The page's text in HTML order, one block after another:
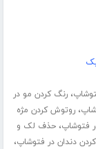
،رنگ کردن مو در
،روتوش کردن مژه
فتوشاپ،حذف لک و
دندان در فتوشاپ،